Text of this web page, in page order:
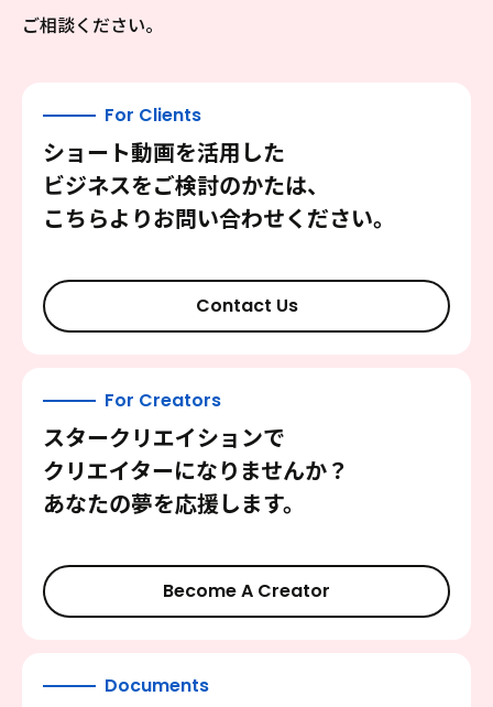
INFORMATION 2026.02.05
始動
ご相談ください。
For Clients
ショート動画を活用した
ビジネスをご検討のかたは、
こちらよりお問い合わせください。
Contact Us
For Creators
スタークリエイションで
クリエイターになりませんか？
あなたの夢を応援します。
Become A Creator
Documents